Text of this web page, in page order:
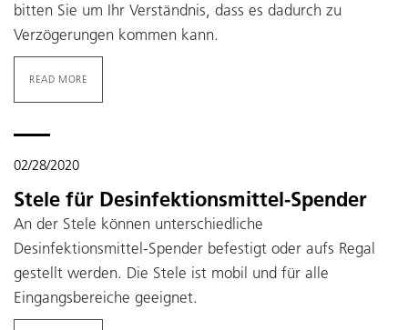
bitten Sie um Ihr Verständnis, dass es dadurch zu
Verzögerungen kommen kann.
READ MORE
02/28/2020
Stele für Desinfektionsmittel-Spender
An der Stele können unterschiedliche
Desinfektionsmittel-Spender befestigt oder aufs Regal
gestellt werden. Die Stele ist mobil und für alle
Eingangsbereiche geeignet.